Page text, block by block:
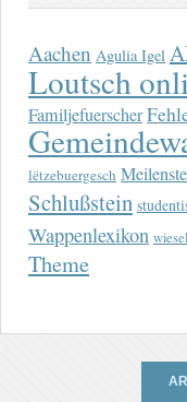
Aachen Agulia Igel
Loutsch
Familjefuerscher
lëtzebuergesch
Schlußstein
Wappenlexikon
Theme